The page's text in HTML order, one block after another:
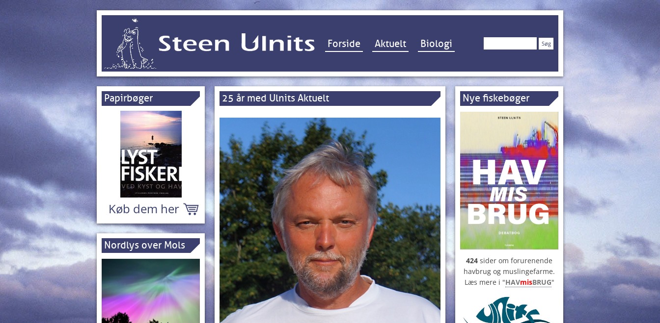
Hop til indhold
Forside Aktuelt Biologi Søg
Papirbøger
Køb dem her
Nordlys over Mols
25 år med Ulnits Aktuelt Nye fiskebøger
424 sider om forurenende
havbrug og muslingefarme.
Læs mere i "HAVmisBRUG"